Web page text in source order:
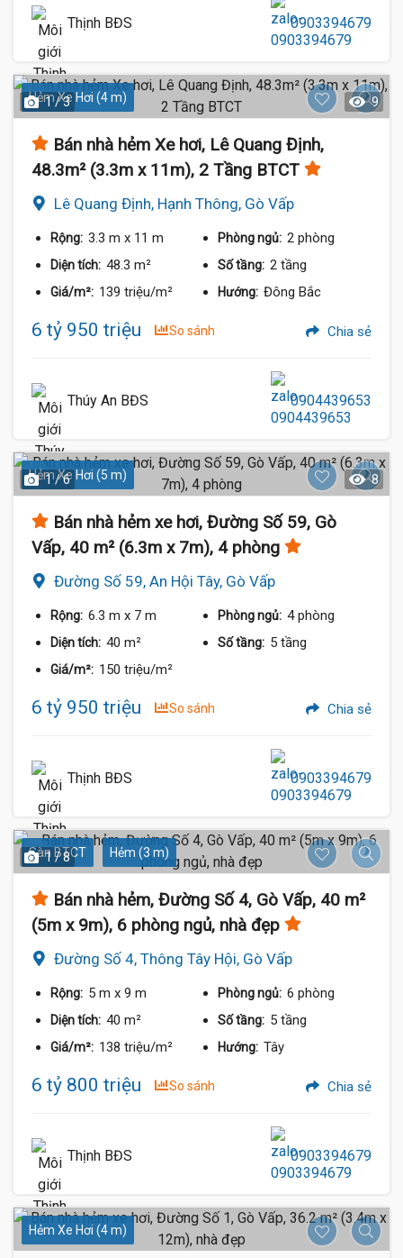
Thịnh BĐS 0903394679
Hẻm Xe Hơi (4 m)
1 / 3 9
Bán nhà hẻm Xe hơi, Lê Quang Định,
48.3m² (3.3m x 11m), 2 Tầng BTCT
Lê Quang Định, Hạnh Thông, Gò Vấp
Rộng: 3.3 m x 11 m Phòng ngủ: 2 phòng
Diện tích: 48.3 m² Số tầng: 2 tầng
Giá/m²: 139 triệu/m² Hướng: Đông Bắc
6 tỷ 950 triệu So sánh Chia sẻ
Thúy An BĐS 0904439653
Hẻm Xe Hơi (5 m)
1 / 6 8
Bán nhà hẻm xe hơi, Đường Số 59, Gò
Vấp, 40 m² (6.3m x 7m), 4 phòng
Đường Số 59, An Hội Tây, Gò Vấp
Rộng: 6.3 m x 7 m Phòng ngủ: 4 phòng
Diện tích: 40 m² Số tầng: 5 tầng
Giá/m²: 150 triệu/m²
6 tỷ 950 triệu So sánh Chia sẻ
Thịnh BĐS 0903394679
Sàn BTCT Hẻm (3 m)
1 / 8
Bán nhà hẻm, Đường Số 4, Gò Vấp, 40 m²
(5m x 9m), 6 phòng ngủ, nhà đẹp
Đường Số 4, Thông Tây Hội, Gò Vấp
Rộng: 5 m x 9 m Phòng ngủ: 6 phòng
Diện tích: 40 m² Số tầng: 5 tầng
Giá/m²: 138 triệu/m² Hướng: Tây
6 tỷ 800 triệu So sánh Chia sẻ
Thịnh BĐS 0903394679
Hẻm Xe Hơi (4 m)